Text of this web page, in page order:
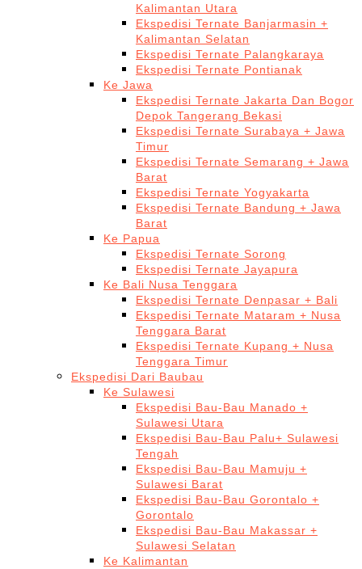
Kalimantan Utara
Ekspedisi Ternate Banjarmasin +
Kalimantan Selatan
Ekspedisi Ternate Palangkaraya
Ekspedisi Ternate Pontianak
Ke Jawa
Ekspedisi Ternate Jakarta Dan Bogor
Depok Tangerang Bekasi
Ekspedisi Ternate Surabaya + Jawa
Timur
Ekspedisi Ternate Semarang + Jawa
Barat
Ekspedisi Ternate Yogyakarta
Ekspedisi Ternate Bandung + Jawa
Barat
Ke Papua
Ekspedisi Ternate Sorong
Ekspedisi Ternate Jayapura
Ke Bali Nusa Tenggara
Ekspedisi Ternate Denpasar + Bali
Ekspedisi Ternate Mataram + Nusa
Tenggara Barat
Ekspedisi Ternate Kupang + Nusa
Tenggara Timur
Ekspedisi Dari Baubau
Ke Sulawesi
Ekspedisi Bau-Bau Manado +
Sulawesi Utara
Ekspedisi Bau-Bau Palu+ Sulawesi
Tengah
Ekspedisi Bau-Bau Mamuju +
Sulawesi Barat
Ekspedisi Bau-Bau Gorontalo +
Gorontalo
Ekspedisi Bau-Bau Makassar +
Sulawesi Selatan
Ke Kalimantan